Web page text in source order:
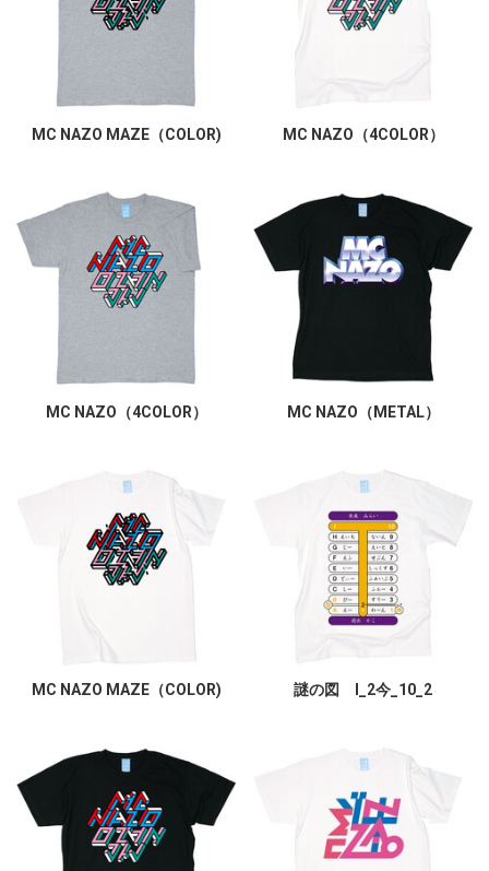
MC NAZO MAZE（COLOR) MC NAZO（4COLOR）
MC NAZO（4COLOR） MC NAZO（METAL）
MC NAZO MAZE（COLOR) 謎の図 I_2今_10_2